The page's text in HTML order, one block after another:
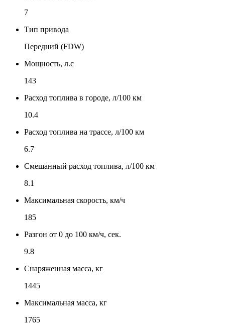
7
Тип привода
Передний (FDW)
Мощность, л.с
143
Расход топлива в городе, л/100 км
10.4
Расход топлива на трассе, л/100 км
6.7
Смешанный расход топлива, л/100 км
8.1
Максимальная скорость, км/ч
185
Разгон от 0 до 100 км/ч, сек.
9.8
Снаряженная масса, кг
1445
Максимальная масса, кг
1765